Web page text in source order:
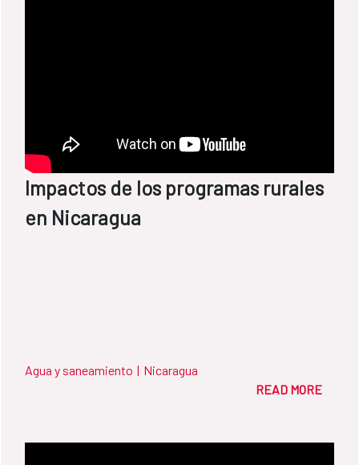
Impactos de los programas rurales
en Nicaragua
Agua y saneamiento | Nicaragua
READ MORE